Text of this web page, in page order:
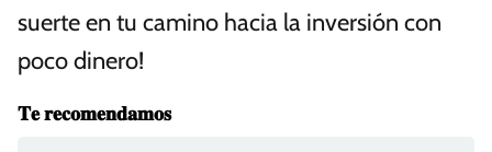
suerte en tu camino hacia la inversión con
poco dinero!
𝐓𝐞 𝐫𝐞𝐜𝐨𝐦𝐞𝐧𝐝𝐚𝐦𝐨𝐬